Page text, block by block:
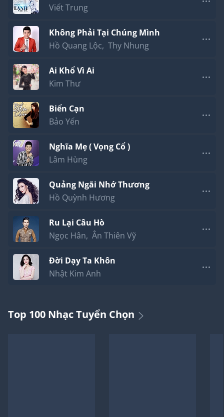
Viết Trung
Không Phải Tại Chúng Mình
Hồ Quang Lộc, Thy Nhung
Ai Khổ Vì Ai
Kim Thư
Biển Cạn
Bảo Yến
Nghĩa Mẹ ( Vọng Cổ )
Lâm Hùng
Quảng Ngãi Nhớ Thương
Hồ Quỳnh Hương
Ru Lại Câu Hò
Ngọc Hân, Ân Thiên Vỹ
Đời Dạy Ta Khôn
Nhật Kim Anh
Top 100 Nhạc Tuyển Chọn